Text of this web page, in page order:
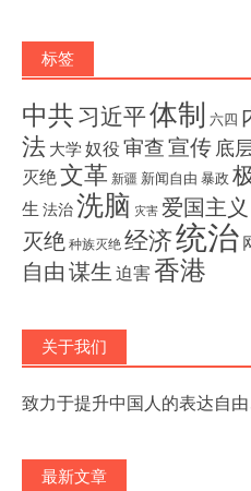
标签
中共习近平体制 六四
法 大学 奴役 审查宣传底
灭绝文革 新疆 新闻自由 暴政
生 法治洗脑 灾害 爱国主义
灭绝 种族灭绝 经济统治
自由 谋生 迫害香港
关于我们
致力于提升中国人的表达自由
最新文章